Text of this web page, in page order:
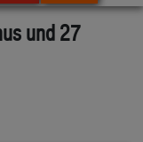
und 27